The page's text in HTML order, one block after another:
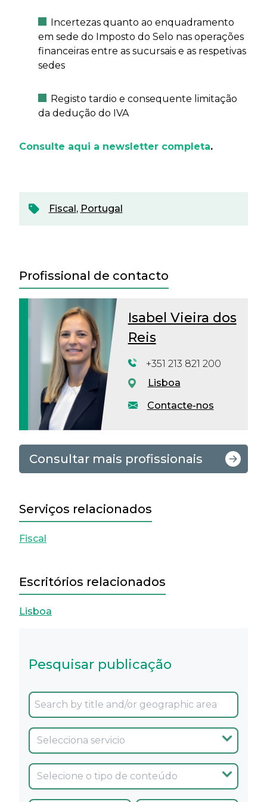
Incertezas quanto ao enquadramento
em sede do Imposto do Selo nas operações
financeiras entre as sucursais e as respetivas
sedes
Registo tardio e consequente limitação
da dedução do IVA
Consulte aqui a newsletter completa.
Fiscal, Portugal
Profissional de contacto
Isabel Vieira dos
Reis
Contacte-nos
+351 213 821 200
Lisboa
Consultar mais profissionais
Serviços relacionados
Fiscal
Escritórios relacionados
Lisboa
Pesquisar publicação